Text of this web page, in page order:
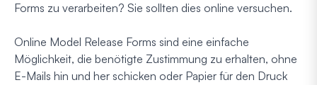
Forms zu verarbeiten? Sie sollten dies online versuchen.
Online Model Release Forms sind eine einfache
Möglichkeit, die benötigte Zustimmung zu erhalten, ohne
E-Mails hin und her schicken oder Papier für den Druck